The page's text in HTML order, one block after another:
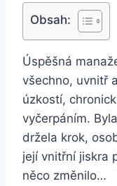
Obsah:
Úspěšná
všechno, uvnitř
úzkostí,
vyčerpáním.
držela krok,
její vnitřní jiskra
něco změnilo…